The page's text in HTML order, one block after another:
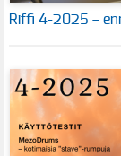
Riffi 4-2025 –